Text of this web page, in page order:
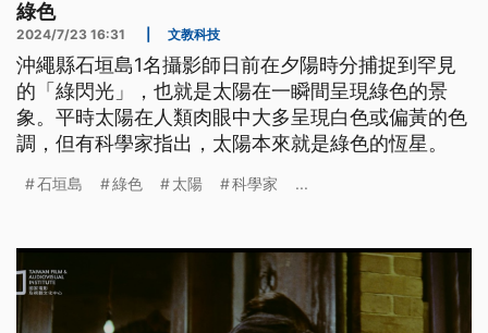
綠色
2024/7/23 16:31 文教科技
沖繩縣石垣島1名攝影師日前在夕陽時分捕捉到罕見
的「綠閃光」，也就是太陽在一瞬間呈現綠色的景
象。平時太陽在人類肉眼中大多呈現白色或偏黃的色
調，但有科學家指出，太陽本來就是綠色的恆星。
石垣島 綠色 太陽 科學家 ...